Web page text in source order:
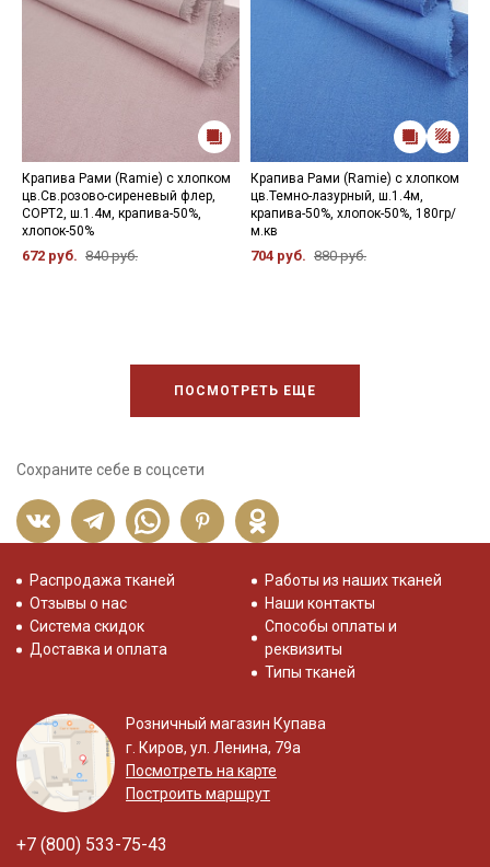
Крапива Рами (Ramie) с хлопком
цв.Св.розово-сиреневый флер,
СОРТ2, ш.1.4м, крапива-50%,
хлопок-50%
672 руб. 840 руб.
Крапива Рами (Ramie) с хлопком
цв.Темно-лазурный, ш.1.4м,
крапива-50%, хлопок-50%, 180гр/
м.кв
704 руб. 880 руб.
ПОСМОТРЕТЬ ЕЩЕ
Сохраните себе в соцсети
Распродажа тканей
Отзывы о нас
Система скидок
Доставка и оплата
Работы из наших тканей
Наши контакты
Способы оплаты и
реквизиты
Типы тканей
Розничный магазин Купава
г. Киров, ул. Ленина, 79а
Посмотреть на карте
Построить маршрут
+7 (800) 533-75-43